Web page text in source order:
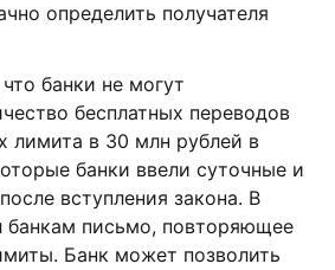
определить получателя
банки не могут
бесплатных переводов
лимита в 30 млн рублей в
банки ввели суточные и
вступления закона. В
банкам письмо, повторяющее
Банк может позволить